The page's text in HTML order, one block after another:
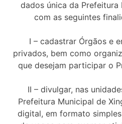
dados única da Prefeitura
com as seguintes
I – cadastrar Órgãos e
privados, bem como
que desejam participar o
II – divulgar, nas
Prefeitura Municipal de
digital, em formato